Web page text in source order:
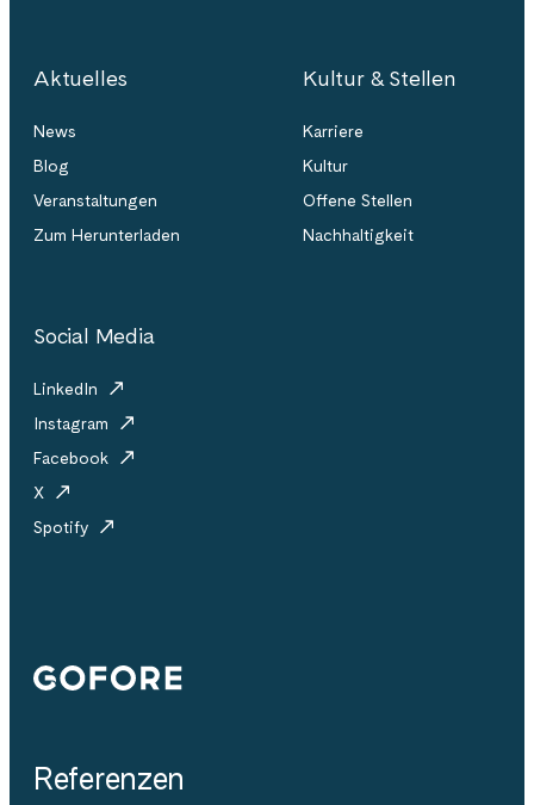
Aktuelles
News
Blog
Veranstaltungen
Zum Herunterladen
Kultur & Stellen
Karriere
Kultur
Offene Stellen
Nachhaltigkeit
Social Media
LinkedIn
Instagram
Facebook
X
Spotify
Gofore
Referenzen